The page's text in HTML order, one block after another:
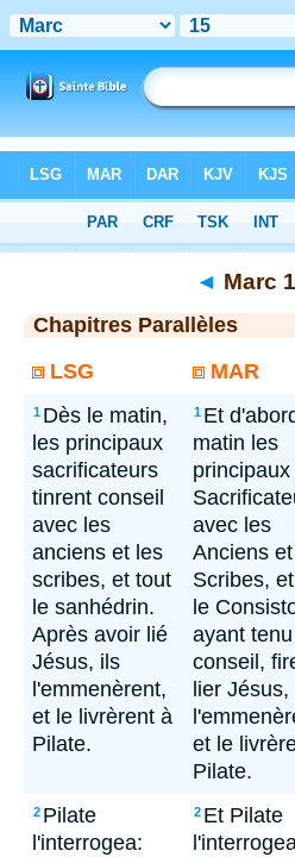
◄ Marc
Chapitres Parallèles
LSG
MAR
1 Dès le matin,
les principaux
sacrificateurs
tinrent conseil
avec les
anciens et les
scribes, et tout
le sanhédrin.
Après avoir lié
Jésus, ils
l'emmenèrent,
et le livrèrent à
Pilate.
1 Et
matin les
principaux
avec les
Anciens
Scribes,
le
ayant tenu
conseil,
lier Jésus,
et le
Pilate.
2 Pilate
l'interrogea:
2 Et Pilate